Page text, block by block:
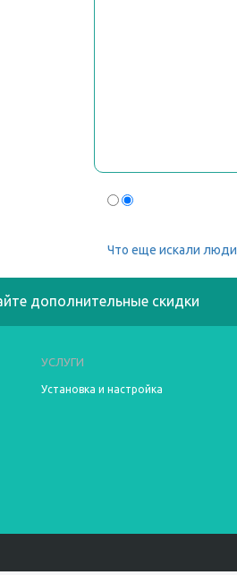
Что еще искали люди
дополнительные скидки
УСЛУГИ
Установка и настройка